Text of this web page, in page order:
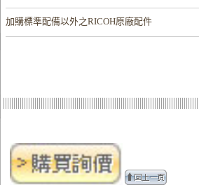
加購標準配備以外之RICOH原廠配件